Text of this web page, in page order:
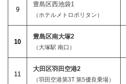
9
豊島区西池袋1
（ホテルメトロポリタン）
10
豊島区南大塚2
（大塚駅 南口）
11
大田区羽田空港2
（羽田空港第3T 第5優良乗場）